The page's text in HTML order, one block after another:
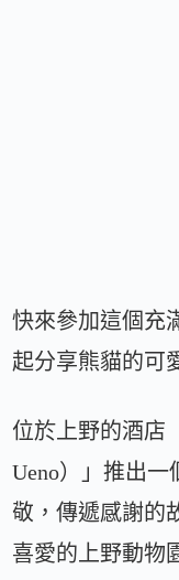
快來參加這個充
起分享熊貓的可
位於上野的酒店
Ueno）」推出
敬，傳遞感謝的
喜愛的上野動物